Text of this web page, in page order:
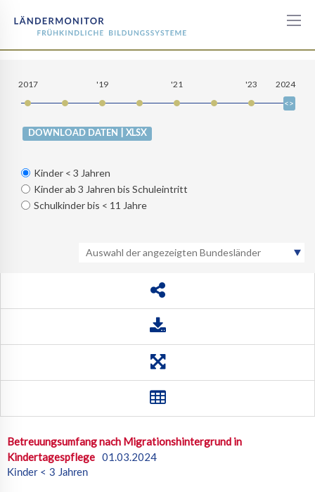
nach
Migrationshintergrund
Kindertagespflege
2017 '19 '21 '23 2024
DOWNLOAD DATEN | XLSX
Kinder < 3 Jahren
Kinder ab 3 Jahren bis Schuleintritt
Schulkinder bis < 11 Jahre
Auswahl der angezeigten Bundesländer
BY
HE
Betreuungsumfang nach Migrationshintergrund in
Kindertagespflege 01.03.2024
Kinder < 3 Jahren